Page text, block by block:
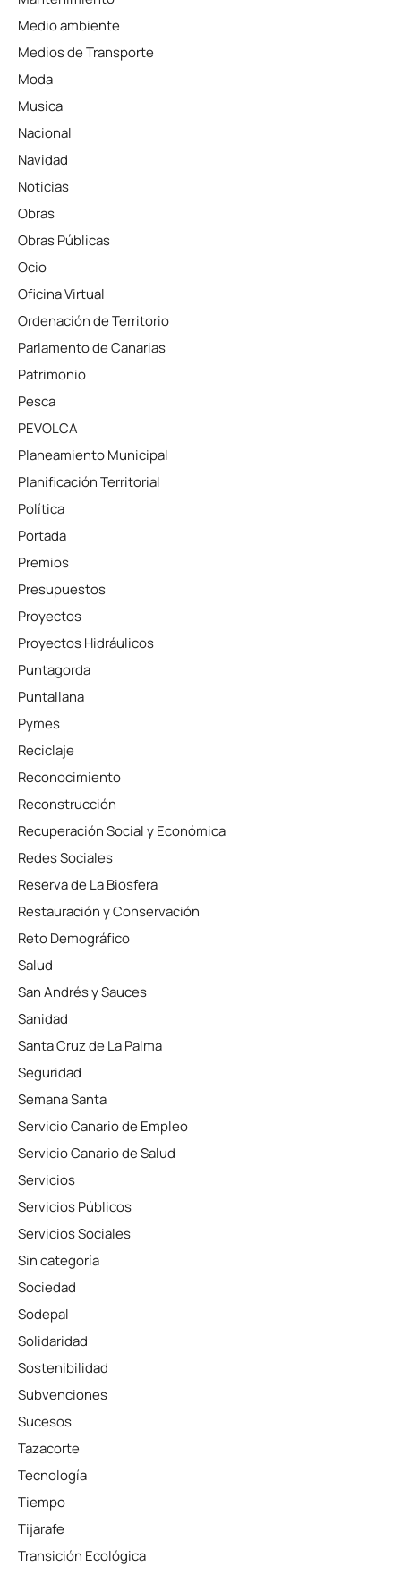
Medio ambiente
Medios de Transporte
Moda
Musica
Nacional
Navidad
Noticias
Obras
Obras Públicas
Ocio
Oficina Virtual
Ordenación de Territorio
Parlamento de Canarias
Patrimonio
Pesca
PEVOLCA
Planeamiento Municipal
Planificación Territorial
Política
Portada
Premios
Presupuestos
Proyectos
Proyectos Hidráulicos
Puntagorda
Puntallana
Pymes
Reciclaje
Reconocimiento
Reconstrucción
Recuperación Social y Económica
Redes Sociales
Reserva de La Biosfera
Restauración y Conservación
Reto Demográfico
Salud
San Andrés y Sauces
Sanidad
Santa Cruz de La Palma
Seguridad
Semana Santa
Servicio Canario de Empleo
Servicio Canario de Salud
Servicios
Servicios Públicos
Servicios Sociales
Sin categoría
Sociedad
Sodepal
Solidaridad
Sostenibilidad
Subvenciones
Sucesos
Tazacorte
Tecnología
Tiempo
Tijarafe
Transición Ecológica